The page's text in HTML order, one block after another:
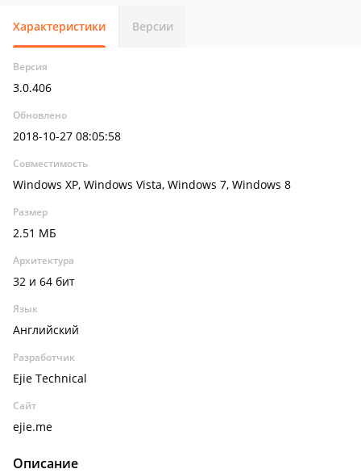
Характеристики Версии
Версия
3.0.406
Обновлено
2018-10-27 08:05:58
Совместимость
Windows XP, Windows Vista, Windows 7, Windows 8
Размер
2.51 МБ
Архитектура
32 и 64 бит
Язык
Английский
Разработчик
Ejie Technical
Сайт
ejie.me
Описание